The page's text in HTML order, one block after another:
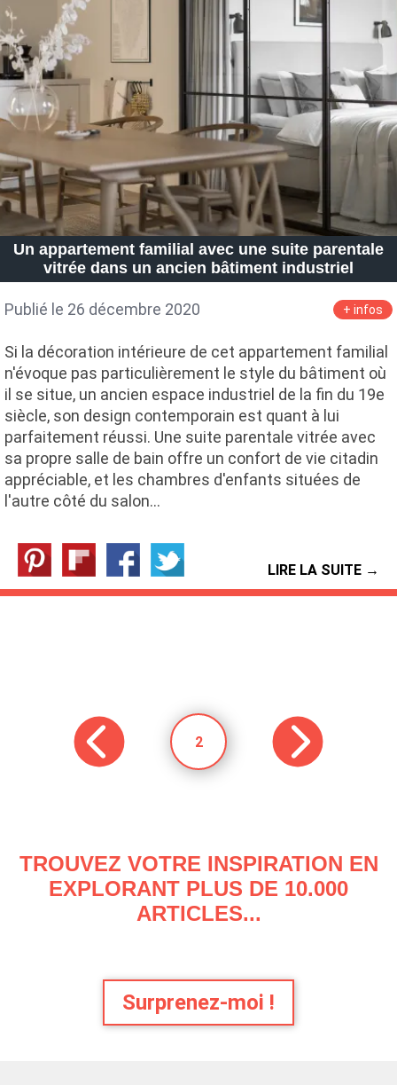
Un appartement familial avec une suite parentale
vitrée dans un ancien bâtiment industriel
Publié le 26 décembre 2020 + infos
Si la décoration intérieure de cet appartement familial
n'évoque pas particulièrement le style du bâtiment où
il se situe, un ancien espace industriel de la fin du 19e
siècle, son design contemporain est quant à lui
parfaitement réussi. Une suite parentale vitrée avec
sa propre salle de bain offre un confort de vie citadin
appréciable, et les chambres d'enfants situées de
l'autre côté du salon…
LIRE LA SUITE →
2
TROUVEZ VOTRE INSPIRATION EN
EXPLORANT PLUS DE 10.000
ARTICLES...
Surprenez-moi !